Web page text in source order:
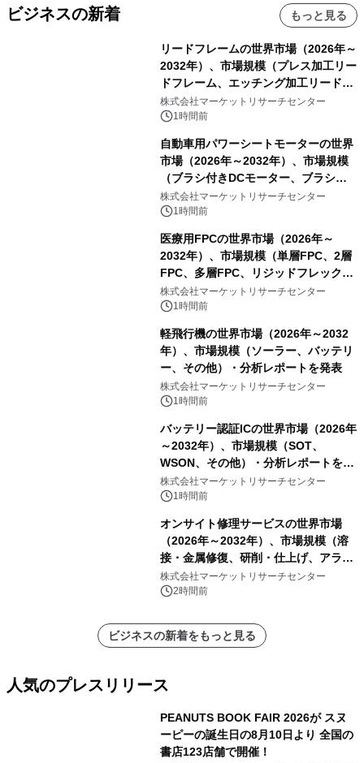
ビジネスの新着 もっと見る
リードフレームの世界市場（2026年～
2032年）、市場規模（プレス加工リー
ドフレーム、エッチング加工リードフ
レーム）・分析レポートを発表
株式会社マーケットリサーチセンター
1時間前
自動車用パワーシートモーターの世界
市場（2026年～2032年）、市場規模
（ブラシ付きDCモーター、ブラシレ
スDCモーター）・分析レポートを発
表
株式会社マーケットリサーチセンター
1時間前
医療用FPCの世界市場（2026年～
2032年）、市場規模（単層FPC、2層
FPC、多層FPC、リジッドフレックス
PCB）・分析レポートを発表
株式会社マーケットリサーチセンター
1時間前
軽飛行機の世界市場（2026年～2032
年）、市場規模（ソーラー、バッテリ
ー、その他）・分析レポートを発表
株式会社マーケットリサーチセンター
1時間前
バッテリー認証ICの世界市場（2026年
～2032年）、市場規模（SOT、
WSON、その他）・分析レポートを発
表
株式会社マーケットリサーチセンター
1時間前
オンサイト修理サービスの世界市場
（2026年～2032年）、市場規模（溶
接・金属修復、研削・仕上げ、アライ
メント、その他）・分析レポートを発
表
株式会社マーケットリサーチセンター
2時間前
ビジネスの新着をもっと見る
人気のプレスリリース
PEANUTS BOOK FAIR 2026が スヌ
ーピーの誕生日の8月10日より 全国の
書店123店舗で開催！